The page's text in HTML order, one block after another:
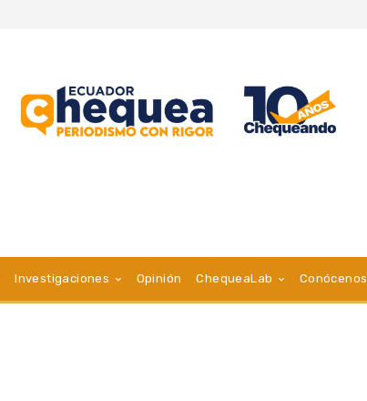
Investigaciones Opinión ChequeaLab Conócenos